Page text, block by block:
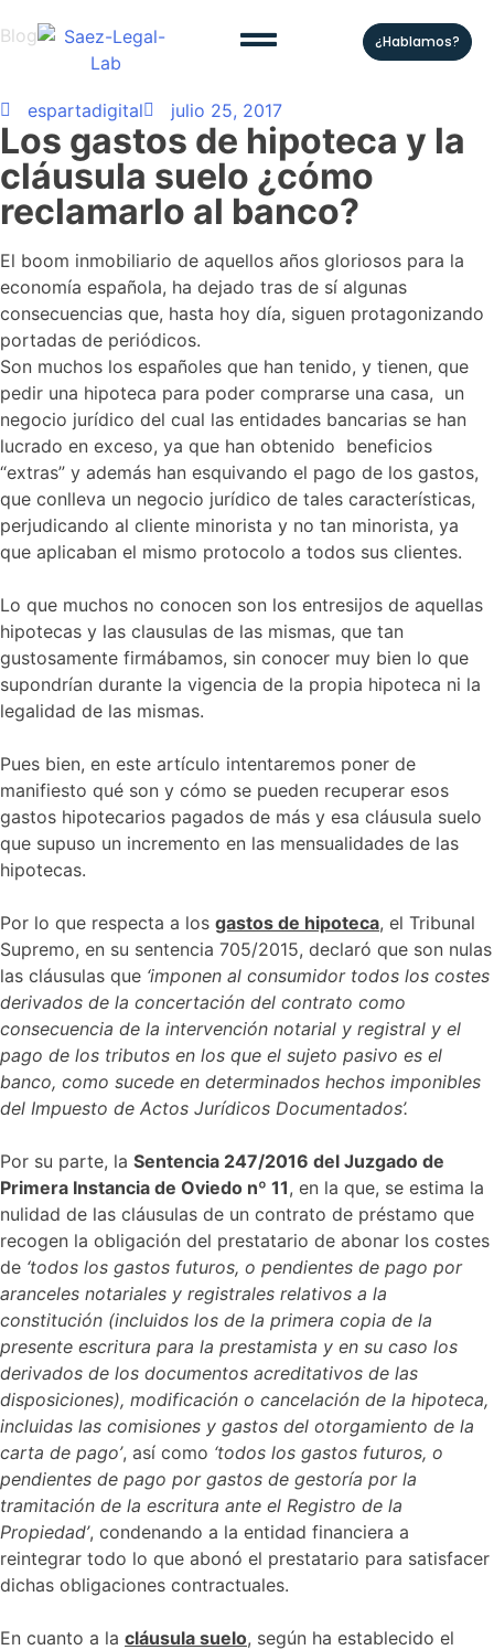
¿Hablamos?
Blog
espartadigital julio 25, 2017
Los gastos de hipoteca y la
cláusula suelo ¿cómo
reclamarlo al banco?
El boom inmobiliario de aquellos años gloriosos para la
economía española, ha dejado tras de sí algunas
consecuencias que, hasta hoy día, siguen protagonizando
portadas de periódicos.
Son muchos los españoles que han tenido, y tienen, que
pedir una hipoteca para poder comprarse una casa, un
negocio jurídico del cual las entidades bancarias se han
lucrado en exceso, ya que han obtenido beneficios
“extras” y además han esquivando el pago de los gastos,
que conlleva un negocio jurídico de tales características,
perjudicando al cliente minorista y no tan minorista, ya
que aplicaban el mismo protocolo a todos sus clientes.
Lo que muchos no conocen son los entresijos de aquellas
hipotecas y las clausulas de las mismas, que tan
gustosamente firmábamos, sin conocer muy bien lo que
supondrían durante la vigencia de la propia hipoteca ni la
legalidad de las mismas.
Pues bien, en este artículo intentaremos poner de
manifiesto qué son y cómo se pueden recuperar esos
gastos hipotecarios pagados de más y esa cláusula suelo
que supuso un incremento en las mensualidades de las
hipotecas.
Por lo que respecta a los gastos de hipoteca, el Tribunal
Supremo, en su sentencia 705/2015, declaró que son nulas
las cláusulas que ‘imponen al consumidor todos los costes
derivados de la concertación del contrato como
consecuencia de la intervención notarial y registral y el
pago de los tributos en los que el sujeto pasivo es el
banco, como sucede en determinados hechos imponibles
del Impuesto de Actos Jurídicos Documentados’.
Por su parte, la Sentencia 247/2016 del Juzgado de
Primera Instancia de Oviedo nº 11, en la que, se estima la
nulidad de las cláusulas de un contrato de préstamo que
recogen la obligación del prestatario de abonar los costes
de ‘todos los gastos futuros, o pendientes de pago por
aranceles notariales y registrales relativos a la
constitución (incluidos los de la primera copia de la
presente escritura para la prestamista y en su caso los
derivados de los documentos acreditativos de las
disposiciones), modificación o cancelación de la hipoteca,
incluidas las comisiones y gastos del otorgamiento de la
carta de pago’, así como ‘todos los gastos futuros, o
pendientes de pago por gastos de gestoría por la
tramitación de la escritura ante el Registro de la
Propiedad’, condenando a la entidad financiera a
reintegrar todo lo que abonó el prestatario para satisfacer
dichas obligaciones contractuales.
En cuanto a la cláusula suelo, según ha establecido el